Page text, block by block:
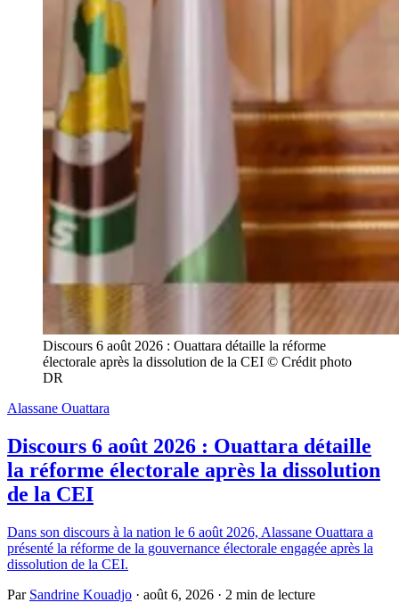
Discours 6 août 2026 : Ouattara détaille la réforme
électorale après la dissolution de la CEI © Crédit photo
DR
Alassane Ouattara
Discours 6 août 2026 : Ouattara détaille
la réforme électorale après la dissolution
de la CEI
Dans son discours à la nation le 6 août 2026, Alassane Ouattara a
présenté la réforme de la gouvernance électorale engagée après la
dissolution de la CEI.
Par Sandrine Kouadjo · août 6, 2026 · 2 min de lecture